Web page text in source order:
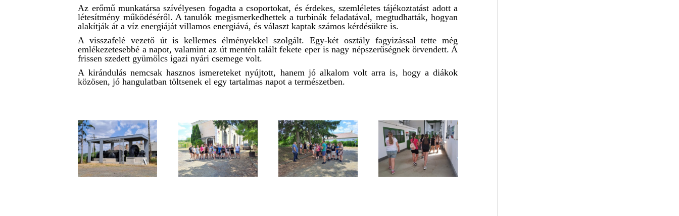
Az erőmű munkatársa szívélyesen fogadta a csoportokat, és érdekes, szemléletes tájékoztatást adott a
létesítmény működéséről. A tanulók megismerkedhettek a turbinák feladatával, megtudhatták, hogyan
alakítják át a víz energiáját villamos energiává, és választ kaptak számos kérdésükre is.
A visszafelé vezető út is kellemes élményekkel szolgált. Egy-két osztály fagyizással tette még
emlékezetesebbé a napot, valamint az út mentén talált fekete eper is nagy népszerűségnek örvendett. A
frissen szedett gyümölcs igazi nyári csemege volt.
A kirándulás nemcsak hasznos ismereteket nyújtott, hanem jó alkalom volt arra is, hogy a diákok
közösen, jó hangulatban töltsenek el egy tartalmas napot a természetben.